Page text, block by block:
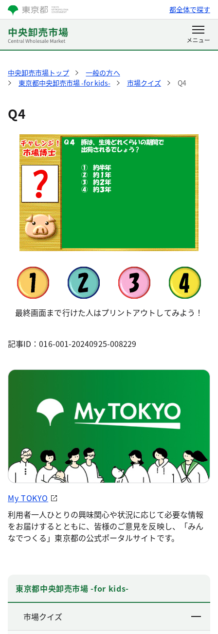
都全体で探す
中央卸売市場トップ
一般の方へ
東京都中央卸売市場 -for kids-
市場クイズ Q4
Q4
最終画面まで行けた人はプリントアウトしてみよう！
記事ID：016-001-20240925-008229
My TOKYO
利用者一人ひとりの興味関心や状況に応じて必要な情報
をお届けするとともに、皆様のご意見を反映し、「みん
なでつくる」東京都の公式ポータルサイトです。
東京都中央卸売市場 -for kids-
市場クイズ